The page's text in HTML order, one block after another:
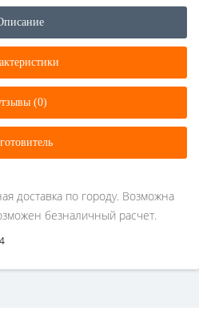
(0)
доставка по городу. Возможна
безналичный расчет.